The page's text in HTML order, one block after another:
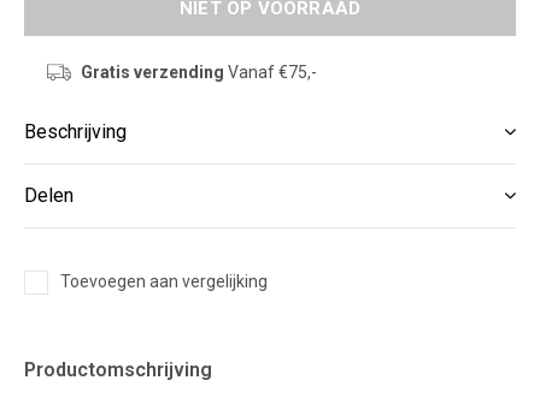
NIET OP VOORRAAD
Gratis verzending Vanaf €75,-
Beschrijving
Delen
Toevoegen aan vergelijking
Productomschrijving